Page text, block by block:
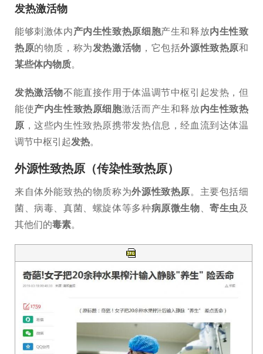
发热激活物
能够刺激体内产内生性致热原细胞产生和释放内生性致
热原的物质，称为发热激活物 ，它包括外源性致热原和
某些体内物质。
发热激活物不能直接作用于体温调节中枢引起发热，但
能使产内生性致热原细胞激活而产生和释放内生性致热
原 ，这些内生性致热原携带发热信息，经血流到达体温
调节中枢引起发热。
外源性致热原（传染性致热原）
来自体外能致热的物质称为外源性致热原。主要包括细
菌、病毒、真菌、螺旋体等多种病原微生物、寄生虫及
其他们的毒素。